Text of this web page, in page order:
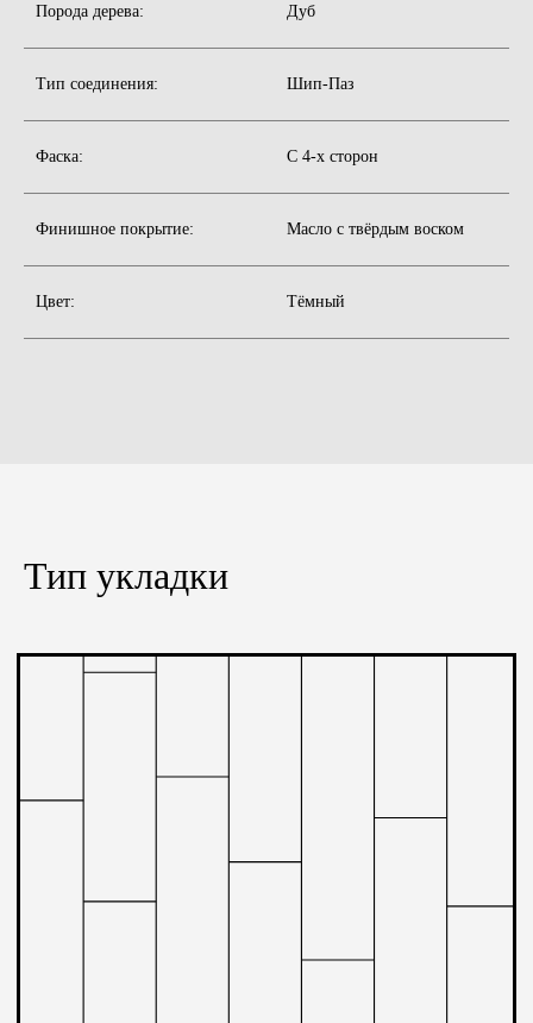
Порода дерева: Дуб
Тип соединения: Шип-Паз
Фаска: С 4-х сторон
Финишное покрытие: Масло с твёрдым воском
Цвет: Тёмный
Тип укладки